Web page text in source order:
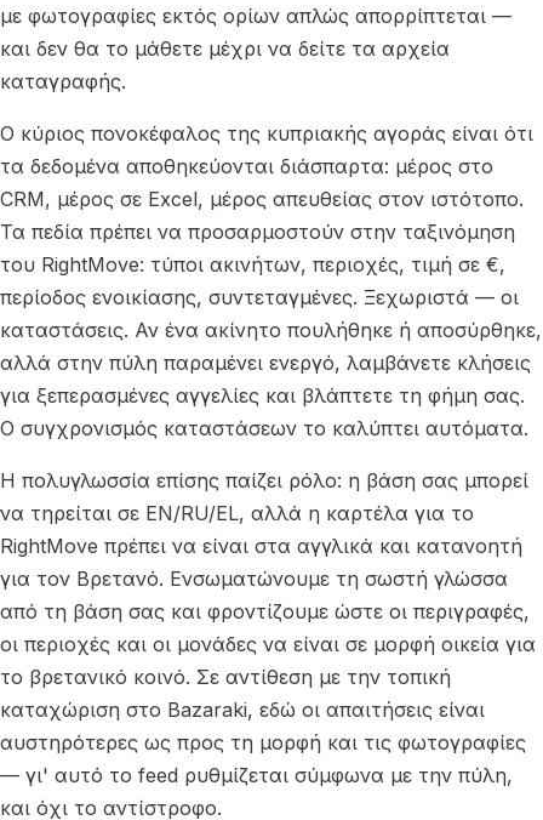
με φωτογραφίες εκτός ορίων απλώς απορρίπτεται —
και δεν θα το μάθετε μέχρι να δείτε τα αρχεία
καταγραφής.
Ο κύριος πονοκέφαλος της κυπριακής αγοράς είναι ότι
τα δεδομένα αποθηκεύονται διάσπαρτα: μέρος στο
CRM, μέρος σε Excel, μέρος απευθείας στον ιστότοπο.
Τα πεδία πρέπει να προσαρμοστούν στην ταξινόμηση
του RightMove: τύποι ακινήτων, περιοχές, τιμή σε €,
περίοδος ενοικίασης, συντεταγμένες. Ξεχωριστά — οι
καταστάσεις. Αν ένα ακίνητο πουλήθηκε ή αποσύρθηκε,
αλλά στην πύλη παραμένει ενεργό, λαμβάνετε κλήσεις
για ξεπερασμένες αγγελίες και βλάπτετε τη φήμη σας.
Ο συγχρονισμός καταστάσεων το καλύπτει αυτόματα.
Η πολυγλωσσία επίσης παίζει ρόλο: η βάση σας μπορεί
να τηρείται σε EN/RU/EL, αλλά η καρτέλα για το
RightMove πρέπει να είναι στα αγγλικά και κατανοητή
για τον Βρετανό. Ενσωματώνουμε τη σωστή γλώσσα
από τη βάση σας και φροντίζουμε ώστε οι περιγραφές,
οι περιοχές και οι μονάδες να είναι σε μορφή οικεία για
το βρετανικό κοινό. Σε αντίθεση με την τοπική
καταχώριση στο Bazaraki, εδώ οι απαιτήσεις είναι
αυστηρότερες ως προς τη μορφή και τις φωτογραφίες
— γι' αυτό το feed ρυθμίζεται σύμφωνα με την πύλη,
και όχι το αντίστροφο.